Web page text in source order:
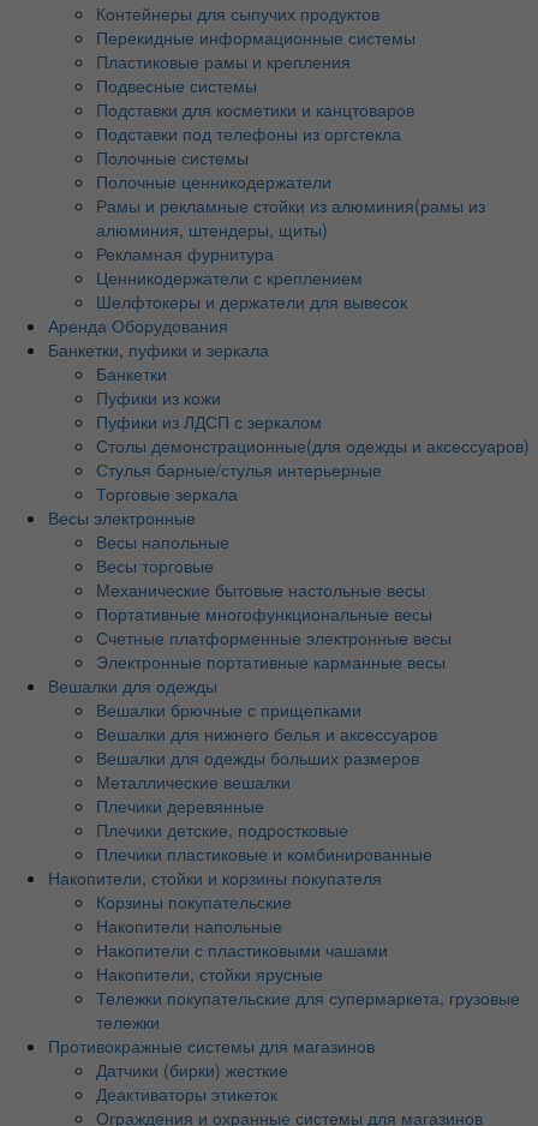
Контейнеры для сыпучих продуктов
Перекидные информационные системы
Пластиковые рамы и крепления
Подвесные системы
Подставки для косметики и канцтоваров
Подставки под телефоны из оргстекла
Полочные системы
Полочные ценникодержатели
Рамы и рекламные стойки из алюминия(рамы из
алюминия, штендеры, щиты)
Рекламная фурнитура
Ценникодержатели с креплением
Шелфтокеры и держатели для вывесок
Аренда Оборудования
Банкетки, пуфики и зеркала
Банкетки
Пуфики из кожи
Пуфики из ЛДСП с зеркалом
Столы демонстрационные(для одежды и аксессуаров)
Стулья барные/стулья интерьерные
Торговые зеркала
Весы электронные
Весы напольные
Весы торговые
Механические бытовые настольные весы
Портативные многофункциональные весы
Счетные платформенные электронные весы
Электронные портативные карманные весы
Вешалки для одежды
Вешалки брючные с прищепками
Вешалки для нижнего белья и аксессуаров
Вешалки для одежды больших размеров
Металлические вешалки
Плечики деревянные
Плечики детские, подростковые
Плечики пластиковые и комбинированные
Накопители, стойки и корзины покупателя
Корзины покупательские
Накопители напольные
Накопители с пластиковыми чашами
Накопители, стойки ярусные
Тележки покупательские для супермаркета, грузовые
тележки
Противокражные системы для магазинов
Датчики (бирки) жесткие
Деактиваторы этикеток
Ограждения и охранные системы для магазинов